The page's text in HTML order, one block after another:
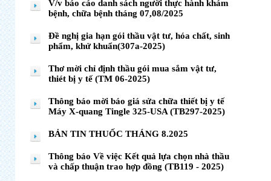
V/v báo cáo danh sách người thực hành khám
bệnh, chữa bệnh tháng 07,08/2025
Đề nghị gia hạn gói thầu vật tư, hóa chất, sinh
phẩm, khử khuẩn(307a-2025)
Thơ mời chỉ định thầu gói mua sắm vật tư,
thiét bị y tế (TM 06-2025)
Thông báo mời báo giá sửa chữa thiết bị y tế
Máy X-quang Tingle 325-USA (TB297-2025)
BẢN TIN THUỐC THÁNG 8.2025
Thông báo Về việc Kết quả lựa chọn nhà thầu
và chấp thuận trao hợp đồng (TB119 - 2025)